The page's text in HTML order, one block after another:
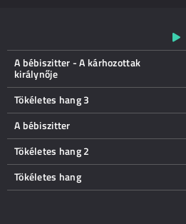
A bébiszitter - A kárhozottak
királynője
Tökéletes hang 3
A bébiszitter
Tökéletes hang 2
Tökéletes hang